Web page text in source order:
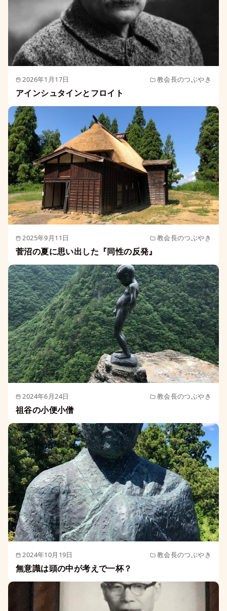
2026年1月17日 教会長のつぶやき
アインシュタインとフロイト
2025年9月11日 教会長のつぶやき
菅沼の夏に思い出した『同性の反発』
2024年6月24日 教会長のつぶやき
祖谷の小便小僧
2024年10月19日 教会長のつぶやき
無意識は頭の中が考えで一杯？